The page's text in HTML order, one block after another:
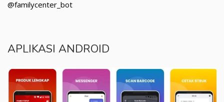
@familycenter_bot
APLIKASI ANDROID